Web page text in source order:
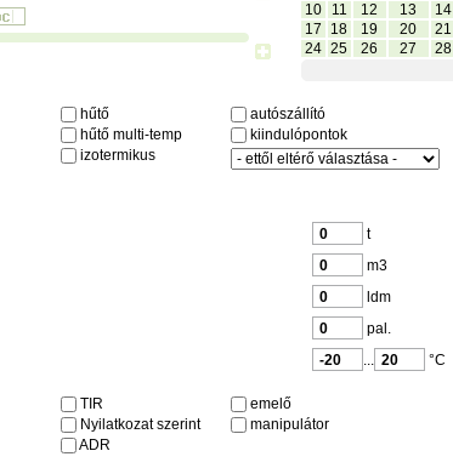
10
11 12 13 14
17
18 19 20 21
24 25 26 27 28
hűtő
hűtő multi-temp
izotermikus
autószállító
kiindulópontok
t
m3
ldm
pal.
°C
TIR
Nyilatkozat szerint
ADR
emelő
manipulátor